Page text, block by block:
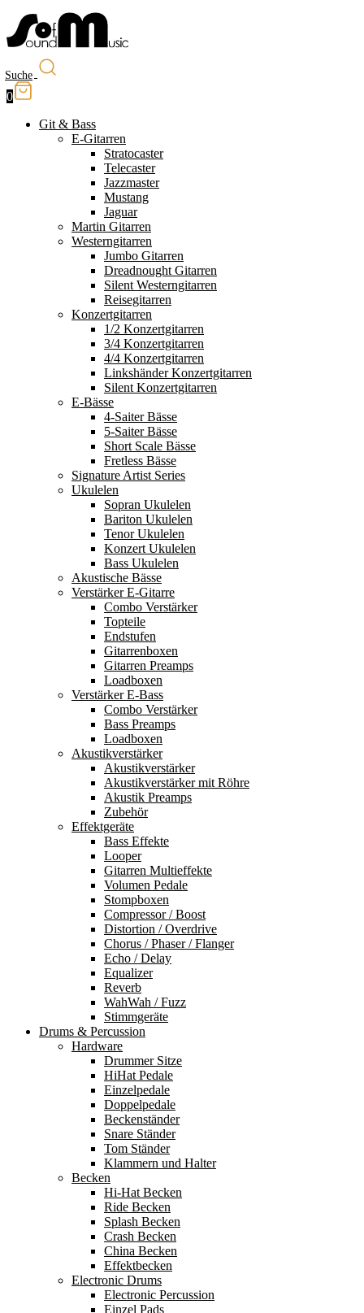
Suche
0
Git & Bass
E-Gitarren
Stratocaster
Telecaster
Jazzmaster
Mustang
Jaguar
Martin Gitarren
Westerngitarren
Jumbo Gitarren
Dreadnought Gitarren
Silent Westerngitarren
Reisegitarren
Konzertgitarren
1/2 Konzertgitarren
3/4 Konzertgitarren
4/4 Konzertgitarren
Linkshänder Konzertgitarren
Silent Konzertgitarren
E-Bässe
4-Saiter Bässe
5-Saiter Bässe
Short Scale Bässe
Fretless Bässe
Signature Artist Series
Ukulelen
Sopran Ukulelen
Bariton Ukulelen
Tenor Ukulelen
Konzert Ukulelen
Bass Ukulelen
Akustische Bässe
Verstärker E-Gitarre
Combo Verstärker
Topteile
Endstufen
Gitarrenboxen
Gitarren Preamps
Loadboxen
Verstärker E-Bass
Combo Verstärker
Bass Preamps
Loadboxen
Akustikverstärker
Akustikverstärker
Akustikverstärker mit Röhre
Akustik Preamps
Zubehör
Effektgeräte
Bass Effekte
Looper
Gitarren Multieffekte
Volumen Pedale
Stompboxen
Compressor / Boost
Distortion / Overdrive
Chorus / Phaser / Flanger
Echo / Delay
Equalizer
Reverb
WahWah / Fuzz
Stimmgeräte
Drums & Percussion
Hardware
Drummer Sitze
HiHat Pedale
Einzelpedale
Doppelpedale
Beckenständer
Snare Ständer
Tom Ständer
Klammern und Halter
Becken
Hi-Hat Becken
Ride Becken
Splash Becken
Crash Becken
China Becken
Effektbecken
Electronic Drums
Electronic Percussion
Einzel Pads